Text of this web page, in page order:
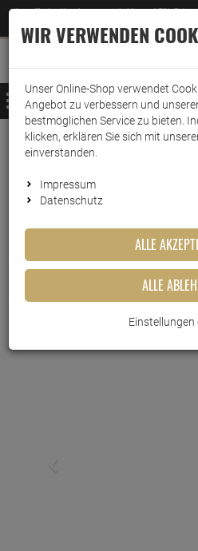
Jetzt für den Newsletter entscheiden und 5%
–Zum
MENÜ
Weiter einkaufen www.wark24.de
Kaffeemaschinenzubehör
Bosch
VeroSeries
WIR VERWENDEN
Unser Online-Shop verwendet
Angebot zu verbessern und
bestmöglichen Service zu bieten.
klicken, erklären Sie sich mit
einverstanden.
Impressum
Datenschutz
ALLE
ALLE